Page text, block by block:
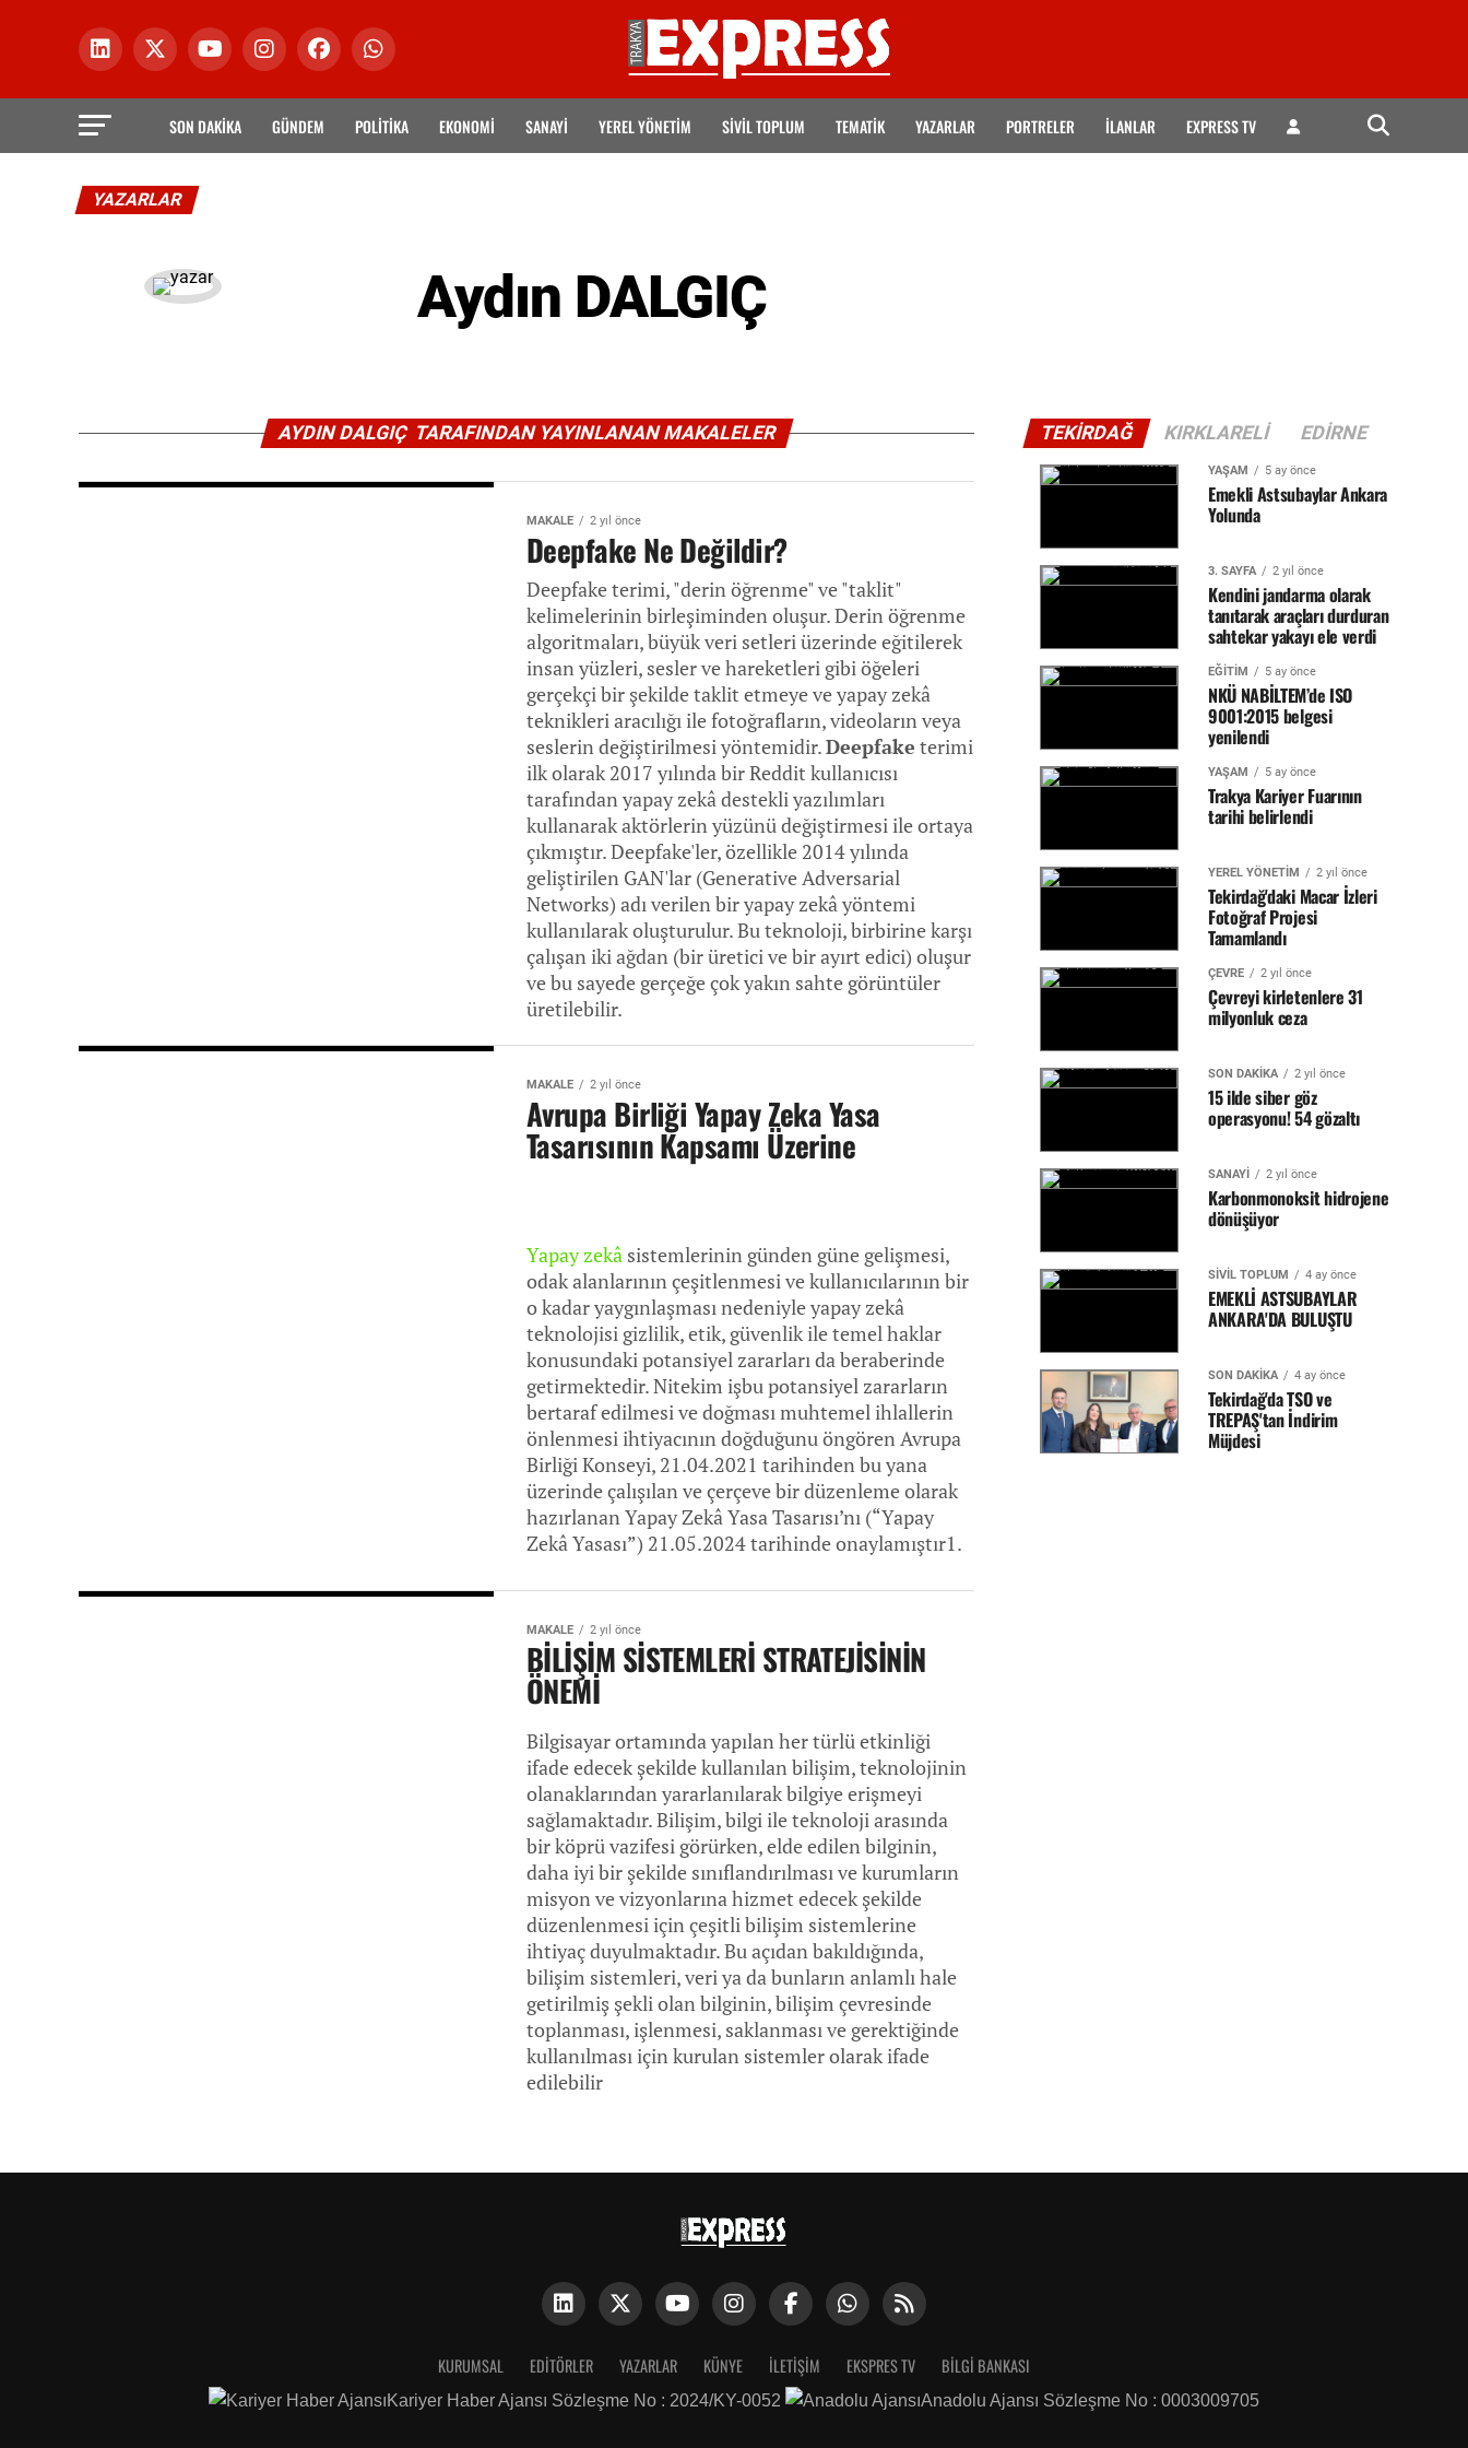
SON DAKİKA GÜNDEM POLİTİKA EKONOMİ SANAYİ YEREL YÖNETİM SİVİL TOPLUM TEMATIK YAZARLAR PORTRELER İLANLAR EXPRESS TV
YAZARLAR
Aydın DALGIÇ
AYDIN DALGIÇ TARAFINDAN YAYINLANAN MAKALELER
MAKALE 2 yıl önce
Deepfake Ne Değildir?
Deepfake terimi, "derin öğrenme" ve "taklit"
kelimelerinin birleşiminden oluşur. Derin öğrenme
algoritmaları, büyük veri setleri üzerinde eğitilerek
insan yüzleri, sesler ve hareketleri gibi öğeleri
gerçekçi bir şekilde taklit etmeye ve yapay zekâ
teknikleri aracılığı ile fotoğrafların, videoların veya
seslerin değiştirilmesi yöntemidir.Deepfake terimi
ilk olarak 2017 yılında bir Reddit kullanıcısı
tarafından yapay zekâ destekli yazılımları
kullanarak aktörlerin yüzünü değiştirmesi ile ortaya
çıkmıştır. Deepfake'ler, özellikle 2014 yılında
geliştirilen GAN'lar (Generative Adversarial
Networks) adı verilen bir yapay zekâ yöntemi
kullanılarak oluşturulur. Bu teknoloji, birbirine karşı
çalışan iki ağdan (bir üretici ve bir ayırt edici) oluşur
ve bu sayede gerçeğe çok yakın sahte görüntüler
üretilebilir.
MAKALE 2 yıl önce
Avrupa Birliği Yapay Zeka Yasa
Tasarısının Kapsamı Üzerine
Yapay zekâ sistemlerinin günden güne gelişmesi,
odak alanlarının çeşitlenmesi ve kullanıcılarının bir
o kadar yaygınlaşması nedeniyle yapay zekâ
teknolojisi gizlilik, etik, güvenlik ile temel haklar
konusundaki potansiyel zararları da beraberinde
getirmektedir. Nitekim işbu potansiyel zararların
bertaraf edilmesi ve doğması muhtemel ihlallerin
önlenmesi ihtiyacının doğduğunu öngören Avrupa
Birliği Konseyi, 21.04.2021 tarihinden bu yana
üzerinde çalışılan ve çerçeve bir düzenleme olarak
hazırlanan Yapay Zekâ Yasa Tasarısı’nı (“Yapay
Zekâ Yasası”) 21.05.2024 tarihinde onaylamıştır1.
MAKALE 2 yıl önce
BİLİŞİM SİSTEMLERİ STRATEJİSİNİN
ÖNEMİ
Bilgisayar ortamında yapılan her türlü etkinliği
ifade edecek şekilde kullanılan bilişim, teknolojinin
olanaklarından yararlanılarak bilgiye erişmeyi
sağlamaktadır. Bilişim, bilgi ile teknoloji arasında
bir köprü vazifesi görürken, elde edilen bilginin,
daha iyi bir şekilde sınıflandırılması ve kurumların
misyon ve vizyonlarına hizmet edecek şekilde
düzenlenmesi için çeşitli bilişim sistemlerine
ihtiyaç duyulmaktadır. Bu açıdan bakıldığında,
bilişim sistemleri, veri ya da bunların anlamlı hale
getirilmiş şekli olan bilginin, bilişim çevresinde
toplanması, işlenmesi, saklanması ve gerektiğinde
kullanılması için kurulan sistemler olarak ifade
edilebilir
TEKIRDAĞ KIRKLARELI EDIRNE
YAŞAM 5 ay önce
Emekli Astsubaylar Ankara
Yolunda
3. SAYFA 2 yıl önce
Kendini jandarma olarak
tanıtarak araçları durduran
sahtekar yakayı ele verdi
EĞİTİM 5 ay önce
NKÜ NABİLTEM’de ISO
9001:2015 belgesi
yenilendi
YAŞAM 5 ay önce
Trakya Kariyer Fuarının
tarihi belirlendi
YEREL YÖNETİM 2 yıl önce
Tekirdağ'daki Macar İzleri
Fotoğraf Projesi
Tamamlandı
ÇEVRE 2 yıl önce
Çevreyi kirletenlere 31
milyonluk ceza
SON DAKİKA 2 yıl önce
15 ilde siber göz
operasyonu! 54 gözaltı
SANAYİ 2 yıl önce
Karbonmonoksit hidrojene
dönüşüyor
SİVİL TOPLUM 4 ay önce
EMEKLİ ASTSUBAYLAR
ANKARA'DA BULUŞTU
SON DAKİKA 4 ay önce
Tekirdağ'da TSO ve
TREPAŞ'tan İndirim
Müjdesi
KURUMSAL EDITÖRLER YAZARLAR KÜNYE İLETIŞIM EKSPRES TV BİLGİ BANKASI
Kariyer Haber Ajansı Sözleşme No : 2024/KY-0052 Anadolu Ajansı Sözleşme No : 0003009705